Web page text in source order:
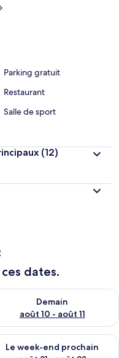
publics : Station Parque
métro Colonia Obrera, à 11
Parking gratuit
Restaurant
Salle de sport
(12)
dates.
9 - août 10
Demain
août 10 - août 11
la disponibilité pour
août 14 - août 16
Le week-end prochain
la disponibilité pour